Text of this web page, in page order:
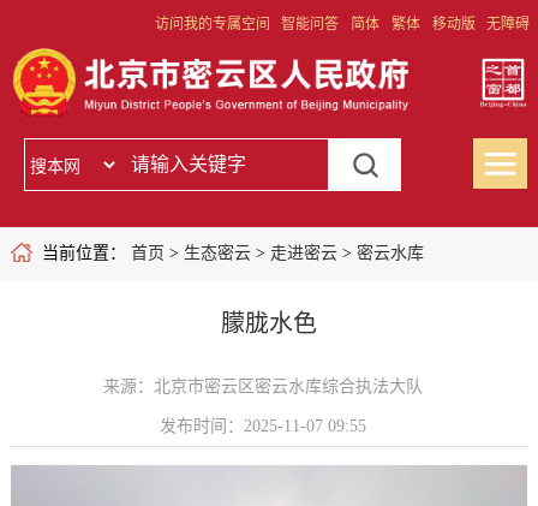
访问我的专属空间 智能问答 简体 繁体 移动版 无障碍
当前位置： 首页 > 生态密云> 走进密云> 密云水库
朦胧水色
来源：北京市密云区密云水库综合执法大队
发布时间：2025-11-07 09:55